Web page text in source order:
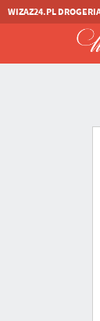
WIZAZ24.PL